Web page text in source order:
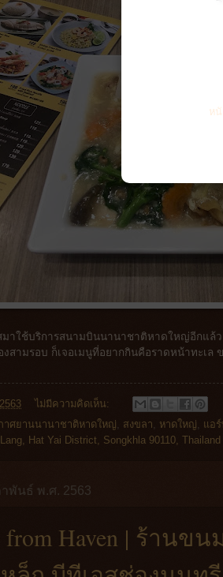
าใช้บริการสนามบินนานาชาติหาดใหญ่อีกแล้ว
สามรอบ ก็เจอเมนูที่อยากกินคือราดหน้าทะเล
ไม่มีความคิดเห็น:
าศยานนานาชาติหาดใหญ่ , สงขลา, หาดใหญ่ , แอ
Hat Yai District, Songkhla 90110, Thailand
พันธ์ พ.ศ. 2563
from Haven | ร้านข
หนั